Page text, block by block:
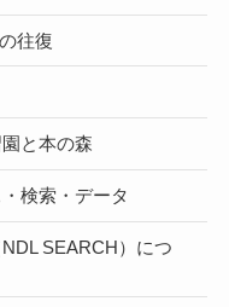
往復
と本の森
検索・データ
SEARCH）につ